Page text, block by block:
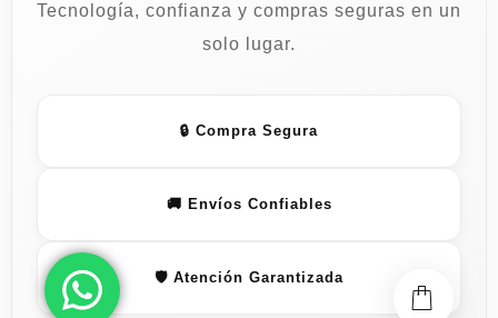
Tecnología, confianza y compras seguras en un
solo lugar.
🔒 Compra Segura
🚚 Envíos Confiables
🛡️ Atención Garantizada